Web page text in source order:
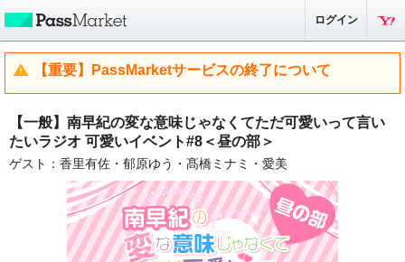
ログイン
【重要】PassMarketサービスの終了について
【一般】南早紀の変な意味じゃなくてただ可愛いって言い
たいラジオ 可愛いイベント#8＜昼の部＞
ゲスト：香里有佐・郁原ゆう・髙橋ミナミ・愛美